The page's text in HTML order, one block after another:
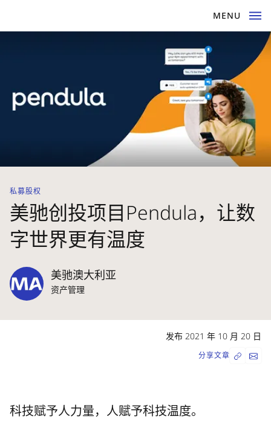
MENU
私募股权
美驰创投项目Pendula，让数
字世界更有温度
美驰澳大利亚
资产管理
发布 2021 年 10 月 20 日
分享文章
科技赋予人力量，人赋予科技温度。